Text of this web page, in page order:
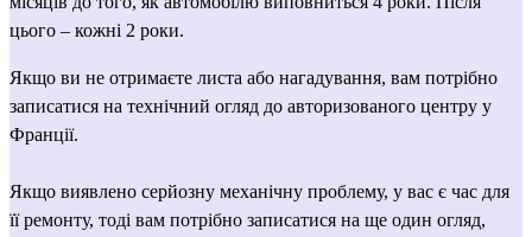
цього – кожні 2 роки.
Якщо ви не отримаєте листа або нагадування, вам потрібно
записатися на технічний огляд до авторизованого центру у
Франції.
Якщо виявлено серйозну механічну проблему, у вас є час для
її ремонту, тоді вам потрібно записатися на ще один огляд,